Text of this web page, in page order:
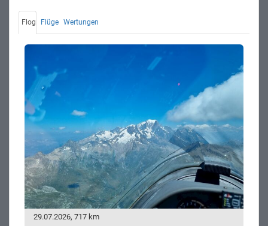
Flog Flüge Wertungen
29.07.2026, 717 km